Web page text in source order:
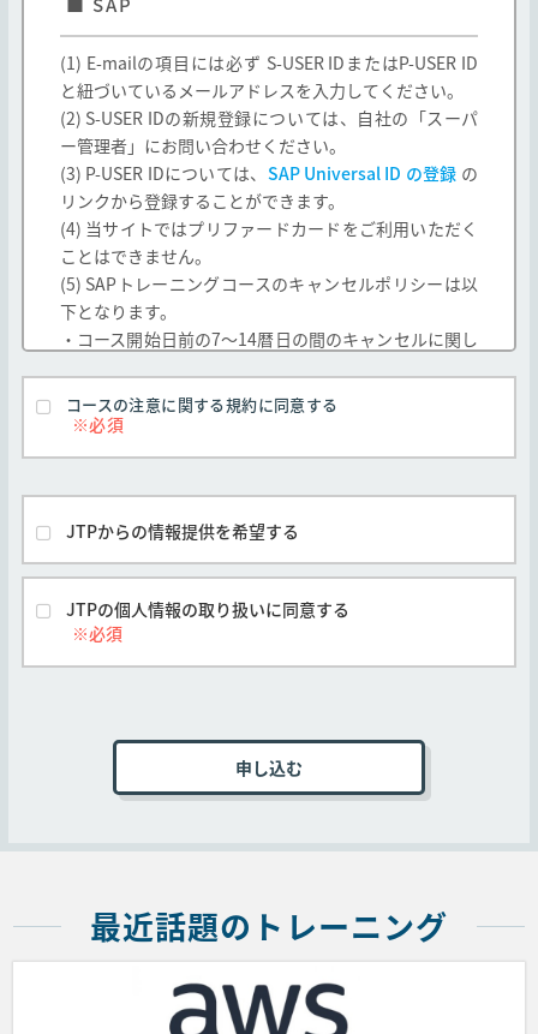
一社研修としてのみ提供されるコースは弊社と
お客様間で別途締結する契約に基づき提供され
るものとし、本規約は適用されません。
弊社以外の第三者が提供し、弊社が受講の取次
のみを行う(以下「他社開催」とします、また当
該第三者を「他社」とします)コースは、本規約
と他社の定める契約条件の両方が適用されるも
のとします。但し、本規約と他社の定める契約
条件が異なる場合は他社の契約条件が本規約に
優先して適用されます。
弊社は、お客様の承諾なく、弊社の判断で本規
約を変更できるものとします。なお、この場合
前に申し込みがなされたコースについては、本
規約の変更期日後の実施または提供であって
も、お客様の申し込み時に有効な本規約が適用
弊社とお客様間で別途の合意がなされた場合を
除き、すべてのコースに対し本規約が適用され
るものとします。
他社開催のコースは他社の定める契約条件がそ
れぞれ本条に優先して適用されるものとし、本
コースの受講を申し込むお客様は弊社Webサイト
上の申込ページに必要事項を記入、本規約に同意
の申込書に必要事項を記入、本規約に同意いただ
方法で送付することでコースの受講を申し込むも
のとします。
弊社は前項の申し込み受付後、請求書を送付しま
す。ご入金を確認の上、コース受講確認メールを
(1) E-mailの項目には必ず S-USER IDまたはP-USER ID
と紐づいているメールアドレスを入力してください。
(2) S-USER IDの新規登録については、自社の「スーパ
ー管理者」にお問い合わせください。
(3) P-USER IDについては、 SAP Universal ID の登録 の
リンクから登録することができます。
(4) 当サイトではプリファードカードをご利用いただく
ことはできません。
(5) SAPトレーニングコースのキャンセルポリシーは以
下となります。
・コース開始日前の7～14暦日の間のキャンセルに関し
・コース開始日前の6暦日以降のキャンセルに関して
は、受講価格の全額を請求いたします。
(6) 受講する日程を変更する場合は、すでに申し込まれ
ているコースをキャンセルする必要があります。その場
合、（5）のキャンセルポリシーが適用されます。
コースの注意に関する規約に同意する
JTPからの情報提供を希望する
JTPの個人情報の取り扱いに同意する
最近話題のトレーニング